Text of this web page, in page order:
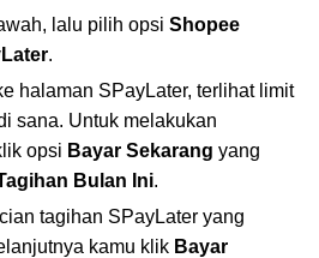
lalu pilih opsi Shopee
.
halaman SPayLater, terlihat limit
sana. Untuk melakukan
opsi Bayar Sekarang yang
Bulan Ini.
tagihan SPayLater yang
kamu klik Bayar